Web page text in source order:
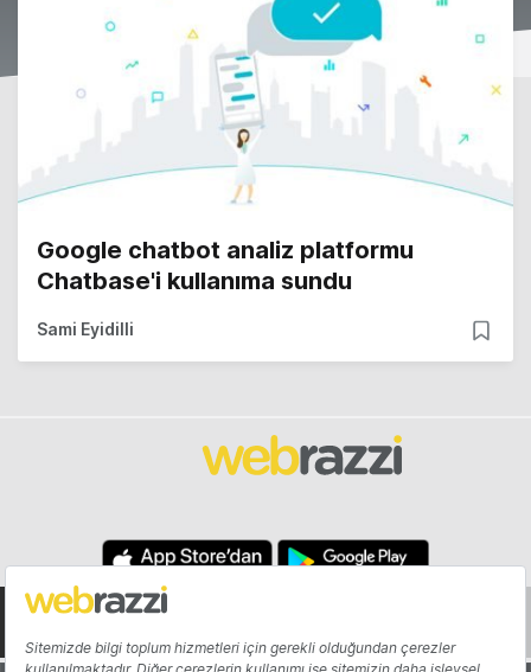
Google chatbot analiz platformu
Chatbase'i kullanıma sundu
Sami Eyidilli